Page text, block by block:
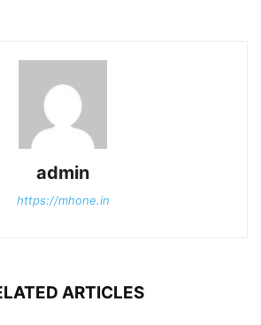
admin
https://mhone.in
ARTICLES